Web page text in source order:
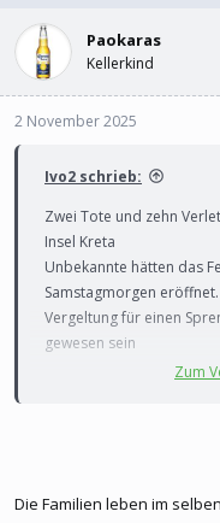
Paokaras
Kellerkind
2 November 2025
Ivo2 schrieb:
Zwei Tote und zehn
Insel Kreta
Unbekannte hätten das
Samstagmorgen
Vergeltung für einen
gewesen sein
Kathimerini. Mindestens
Zum
Die Familien leben im